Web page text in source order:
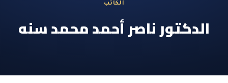
الاعجاز الغيبي في القرآن
آيات الله في جسم الانسان
آيات الله في خلق الكون
الكاتب
الدكتور ناصر أحمد محمد سنه